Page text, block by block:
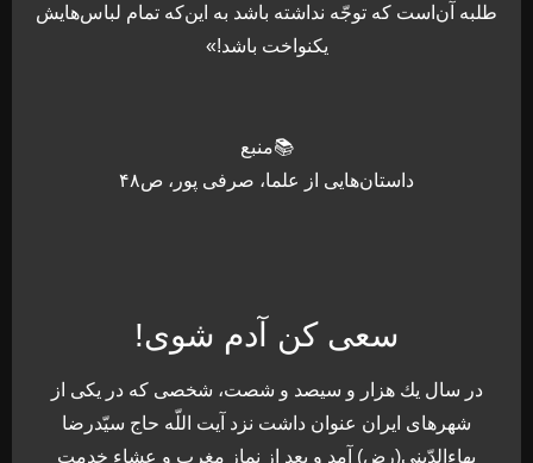
طلبه آن‌است كه توجّه نداشته باشد به اين‌كه تمام لباس‌هايش
يكنواخت باشد!»
📚منبع
داستان‌هایی از علما، صرفی پور، ص۴۸
سعى كن آدم شوى!
در سال يك هزار و سيصد و شصت، شخصى كه در يكى از
شهرهاى ايران عنوان داشت نزد آيت اللّه حاج سيّدرضا
بهاءالدّينى(رض) آمد و بعد از نماز مغرب و عشاء خدمت